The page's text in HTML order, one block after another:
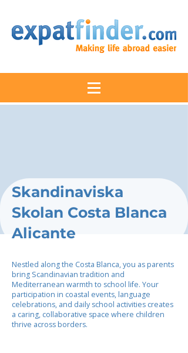
Skandinaviska
Skolan Costa Blanca
Alicante
Nestled along the Costa Blanca, you as parents
bring Scandinavian tradition and
Mediterranean warmth to school life. Your
participation in coastal events, language
celebrations, and daily school activities creates
a caring, collaborative space where children
thrive across borders.